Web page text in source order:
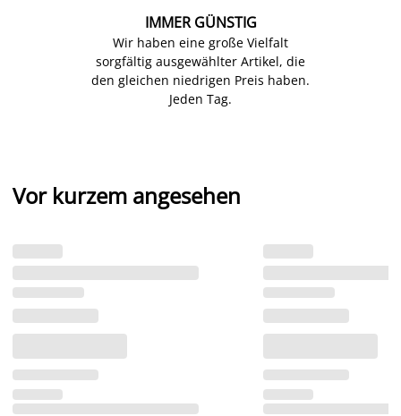
IMMER GÜNSTIG
Wir haben eine große Vielfalt
sorgfältig ausgewählter Artikel, die
den gleichen niedrigen Preis haben.
Jeden Tag.
Vor kurzem angesehen